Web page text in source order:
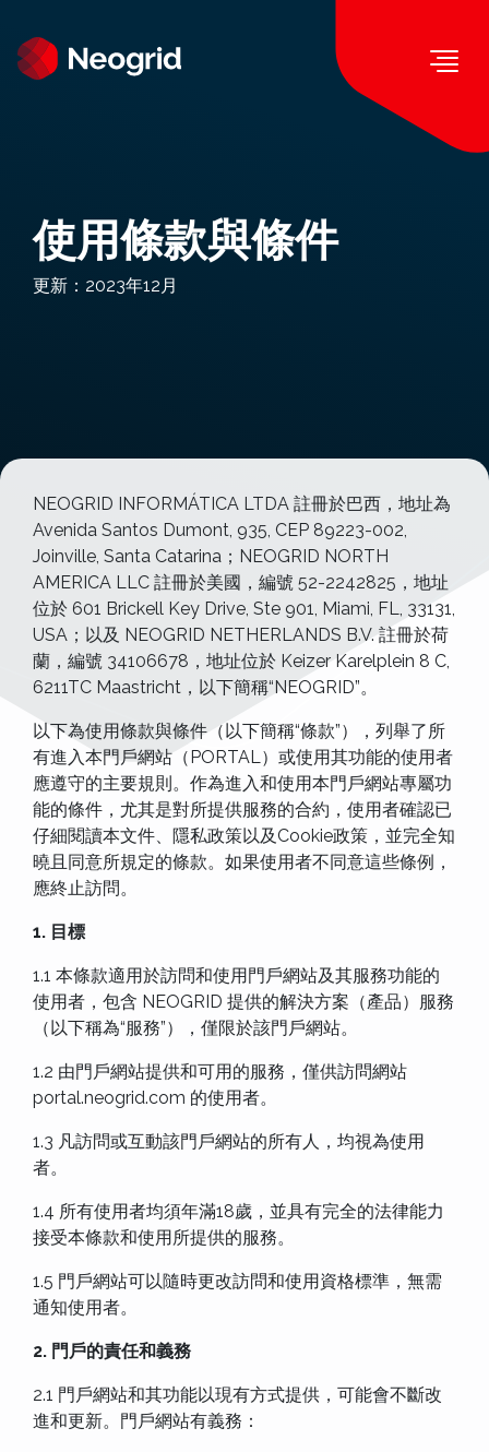
使用條款與條件
更新：2023年12月
NEOGRID INFORMÁTICA LTDA 註冊於巴西，地址為
Avenida Santos Dumont, 935, CEP 89223-002,
Joinville, Santa Catarina；NEOGRID NORTH
AMERICA LLC 註冊於美國，編號 52-2242825，地址
位於 601 Brickell Key Drive, Ste 901, Miami, FL, 33131,
USA；以及 NEOGRID NETHERLANDS B.V. 註冊於荷
蘭，編號 34106678，地址位於 Keizer Karelplein 8 C,
6211TC Maastricht，以下簡稱“NEOGRID”。
以下為使用條款與條件（以下簡稱“條款”），列舉了所
有進入本門戶網站（PORTAL）或使用其功能的使用者
應遵守的主要規則。作為進入和使用本門戶網站專屬功
能的條件，尤其是對所提供服務的合約，使用者確認已
仔細閱讀本文件、隱私政策以及Cookie政策，並完全知
曉且同意所規定的條款。如果使用者不同意這些條例，
應終止訪問。
1. 目標
1.1 本條款適用於訪問和使用門戶網站及其服務功能的
使用者，包含 NEOGRID 提供的解決方案（產品）服務
（以下稱為“服務”），僅限於該門戶網站。
1.2 由門戶網站提供和可用的服務，僅供訪問網站
portal.neogrid.com 的使用者。
1.3 凡訪問或互動該門戶網站的所有人，均視為使用
者。
1.4 所有使用者均須年滿18歲，並具有完全的法律能力
接受本條款和使用所提供的服務。
1.5 門戶網站可以隨時更改訪問和使用資格標準，無需
通知使用者。
2. 門戶的責任和義務
2.1 門戶網站和其功能以現有方式提供，可能會不斷改
進和更新。門戶網站有義務：